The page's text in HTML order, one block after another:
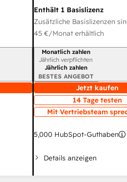
Enthält 1 Basislizenz
Zusätzliche Basislizenzen
45 €/Monat erhältlich
Abrechnungszeitraum
Monatlich zahlen
Jährlich verpflichten
Jährlich zahlen
BESTES ANGEBOT
Jetzt kaufen
14 Tage testen
Mit Vertriebsteam
5,000 HubSpot-Guthaben
Details anzeigen